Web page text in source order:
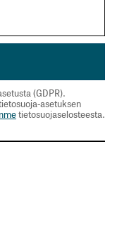
(GDPR).
asetuksen
tietosuojaselosteesta.